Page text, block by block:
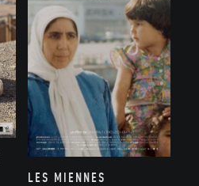
LES MIENNES